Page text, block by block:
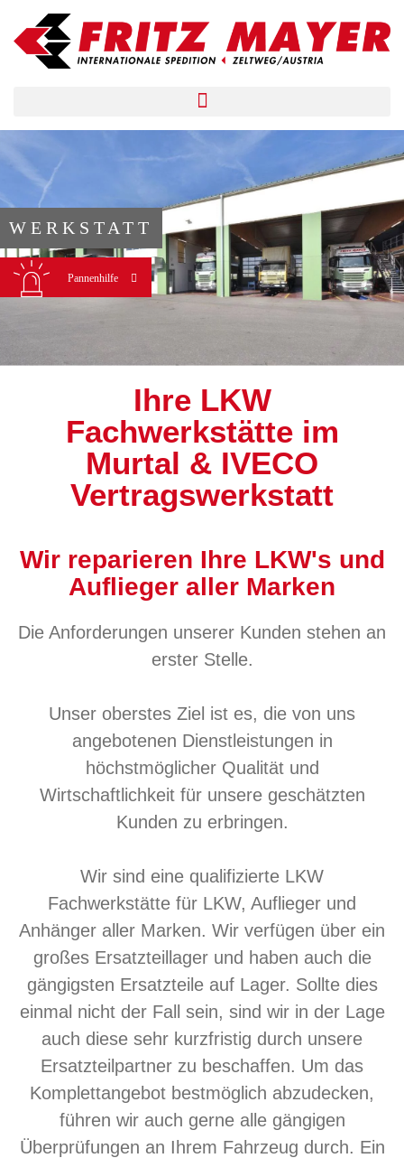
WERKSTATT
Pannenhilfe
Ihre LKW
Fachwerkstätte im
Murtal & IVECO
Vertragswerkstatt
Wir reparieren Ihre LKW's und
Auflieger aller Marken
Die Anforderungen unserer Kunden stehen an
erster Stelle.
Unser oberstes Ziel ist es, die von uns
angebotenen Dienstleistungen in
höchstmöglicher Qualität und
Wirtschaftlichkeit für unsere geschätzten
Kunden zu erbringen.
Wir sind eine qualifizierte LKW
Fachwerkstätte für LKW, Auflieger und
Anhänger aller Marken. Wir verfügen über ein
großes Ersatzteillager und haben auch die
gängigsten Ersatzteile auf Lager. Sollte dies
einmal nicht der Fall sein, sind wir in der Lage
auch diese sehr kurzfristig durch unsere
Ersatzteilpartner zu beschaffen. Um das
Komplettangebot bestmöglich abzudecken,
führen wir auch gerne alle gängigen
Überprüfungen an Ihrem Fahrzeug durch. Ein